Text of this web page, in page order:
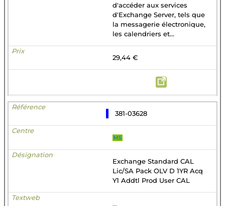
d'accéder aux services
d'Exchange Server, tels que
la messagerie électronique,
les calendriers et...
29,44 €
381-03628
MS
Exchange Standard CAL
Lic/SA Pack OLV D 1YR Acq
Y1 Addtl Prod User CAL
...